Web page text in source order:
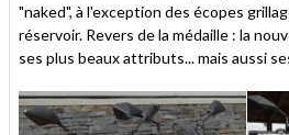
"naked", à l'exception des écopes
réservoir. Revers de la médaille : la
ses plus beaux attributs... mais aussi